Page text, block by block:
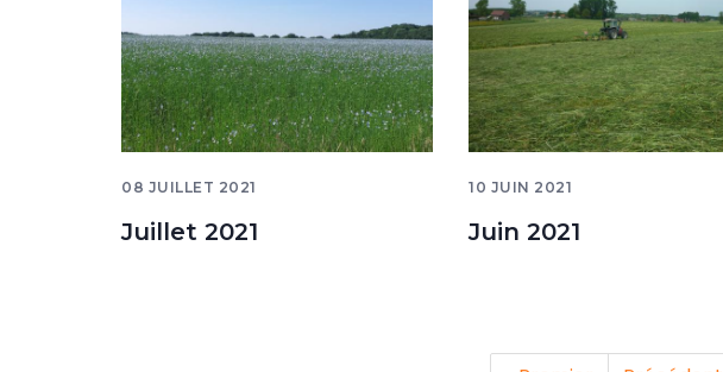
08 JUILLET 2021
Juillet 2021
10 JUIN 2021
Juin 2021